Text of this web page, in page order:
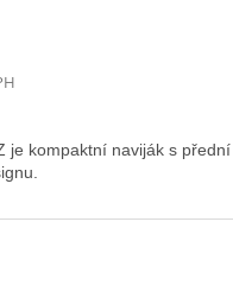
je kompaktní naviják s